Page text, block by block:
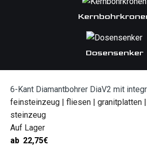
Kubikmeter berechnen
Estrich Rechner
Dosensenker
6-Kant Diamantbohrer DiaV2 mit
feinsteinzeug | fliesen | granitplatten
steinzeug
Auf Lager
ab 22,75€